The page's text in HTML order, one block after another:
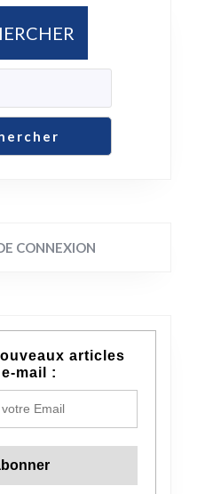
CONNEXION
articles
mail :